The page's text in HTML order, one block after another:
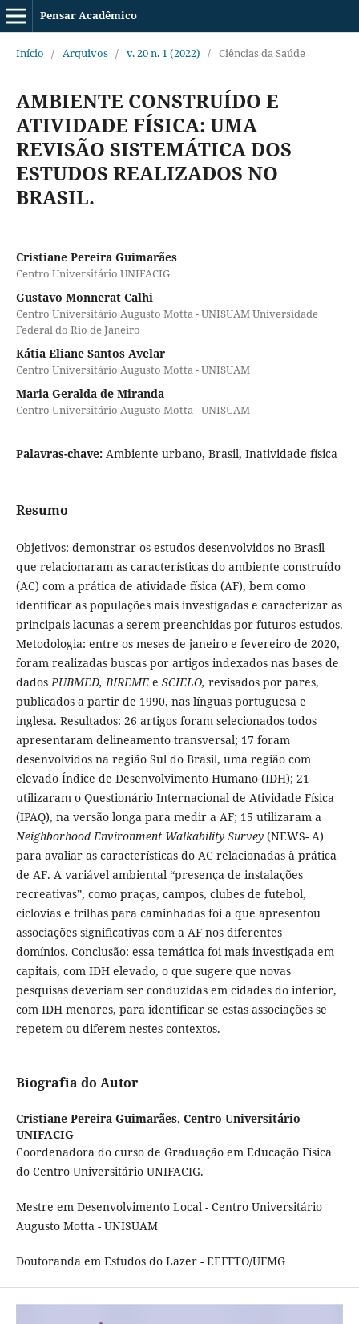
Pensar Acadêmico
Início / Arquivos / v. 20 n. 1 (2022) / Ciências da Saúde
AMBIENTE CONSTRUÍDO E
ATIVIDADE FÍSICA: UMA
REVISÃO SISTEMÁTICA DOS
ESTUDOS REALIZADOS NO
BRASIL.
Cristiane Pereira Guimarães
Centro Universitário UNIFACIG
Gustavo Monnerat Calhi
Centro Universitário Augusto Motta - UNISUAM Universidade
Federal do Rio de Janeiro
Kátia Eliane Santos Avelar
Centro Universitário Augusto Motta - UNISUAM
Maria Geralda de Miranda
Centro Universitário Augusto Motta - UNISUAM
Palavras-chave: Ambiente urbano, Brasil, Inatividade física
Resumo
Objetivos: demonstrar os estudos desenvolvidos no Brasil
que relacionaram as características do ambiente construído
(AC) com a prática de atividade física (AF), bem como
identificar as populações mais investigadas e caracterizar as
principais lacunas a serem preenchidas por futuros estudos.
Metodologia: entre os meses de janeiro e fevereiro de 2020,
foram realizadas buscas por artigos indexados nas bases de
dadosPUBMED, BIREMEe SCIELO, revisados por pares,
publicados a partir de 1990, nas línguas portuguesa e
inglesa. Resultados: 26 artigos foram selecionados todos
apresentaram delineamento transversal; 17 foram
desenvolvidos na região Sul do Brasil, uma região com
elevado Índice de Desenvolvimento Humano (IDH); 21
utilizaram o Questionário Internacional de Atividade Física
(IPAQ), na versão longa para medir a AF; 15 utilizaram a
Neighborhood Environment Walkability Survey (NEWS- A)
para avaliar as características do AC relacionadas à prática
de AF. A variável ambiental “presença de instalações
recreativas”, como praças, campos, clubes de futebol,
ciclovias e trilhas para caminhadas foi a que apresentou
associações significativas com a AF nos diferentes
domínios. Conclusão: essa temática foi mais investigada em
capitais, com IDH elevado, o que sugere que novas
pesquisas deveriam ser conduzidas em cidades do interior,
com IDH menores, para identificar se estas associações se
repetem ou diferem nestes contextos.
Biografia do Autor
Cristiane Pereira Guimarães, Centro Universitário
UNIFACIG
Coordenadora do curso de Graduação em Educação Física
do Centro Universitário UNIFACIG.
Mestre em Desenvolvimento Local - Centro Universitário
Augusto Motta - UNISUAM
Doutoranda em Estudos do Lazer - EEFFTO/UFMG